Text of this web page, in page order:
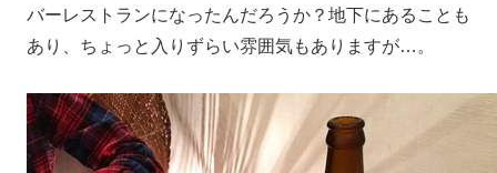
バーレストランになったんだろうか？地下にあることも
あり、ちょっと入りずらい雰囲気もありますが…。